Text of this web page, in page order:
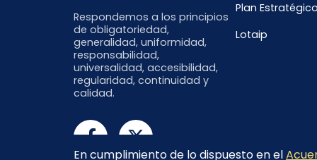
Respondemos a los principios
de obligatoriedad,
generalidad, uniformidad,
responsabilidad,
universalidad, accesibilidad,
regularidad, continuidad y
calidad.
Plan
Lotaip
En cumplimiento de lo dispuesto en el